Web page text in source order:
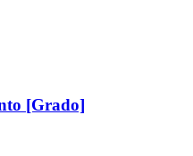
[Grado]